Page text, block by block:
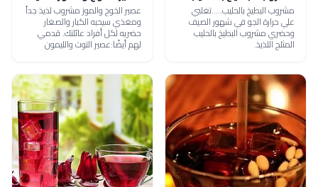
مشروب البطيخ بالحليب.....تغلبي
علي حرارة الجو في شهور الصيف
وحضري مشروب البطيخ بالحليب
المثلج اللذيذ.
عصير الخوخ والموز مشروب لذيذ جداً
ومغذي سيحبه الكبار والصغار
حضريه لكل أفراد عائلتك. قدمي
لهم أيضًا:عصير التوت والليمون